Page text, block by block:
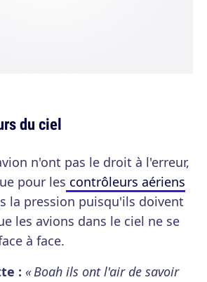
du ciel
n'ont pas le droit à l'erreur,
pour les contrôleurs aériens
la pression puisqu'ils doivent
les avions dans le ciel ne se
à face.
: « Boah ils ont l'air de savoir